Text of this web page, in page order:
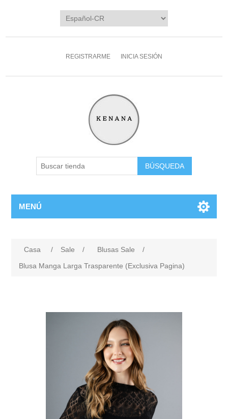
REGISTRARME INICIA SESIÓN
MENÚ
Casa / Sale / Blusas Sale
/
Blusa Manga Larga Trasparente (Exclusiva Pagina)